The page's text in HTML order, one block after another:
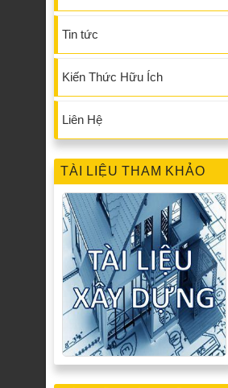
Tin tức
Kiến Thức Hữu Ích
Liên Hệ
TÀI LIỆU THAM KHẢO